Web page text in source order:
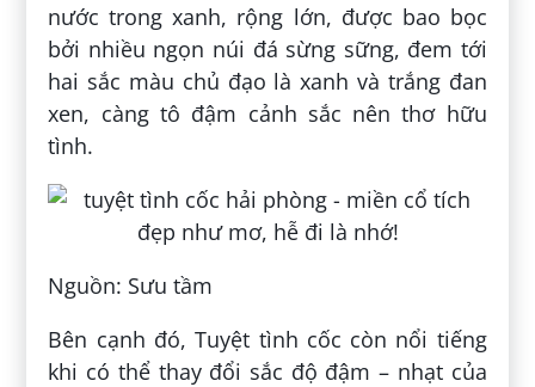
nước trong xanh, rộng lớn, được bao bọc
bởi nhiều ngọn núi đá sừng sững, đem tới
hai sắc màu chủ đạo là xanh và trắng đan
xen, càng tô đậm cảnh sắc nên thơ hữu
tình.
Nguồn: Sưu tầm
Bên cạnh đó, Tuyệt tình cốc còn nổi tiếng
khi có thể thay đổi sắc độ đậm – nhạt của